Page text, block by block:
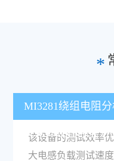
*
MI3281绕组电阻
优势体现在哪些方
该设备的测试效率
大电感负载测试速